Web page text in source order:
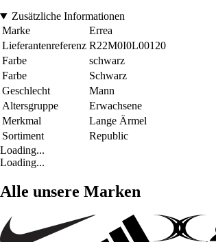
Zusätzliche Informationen
Marke
Errea
Lieferantenreferenz R22M0I0L00120
Farbe
schwarz
Farbe
Schwarz
Geschlecht
Mann
Altersgruppe
Erwachsene
Merkmal
Lange Ärmel
Sortiment
Republic
Loading...
Loading...
Alle unsere Marken